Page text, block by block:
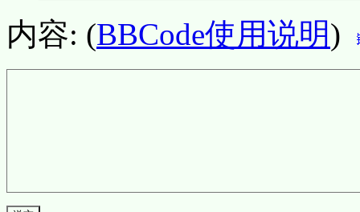
内容: (BBCode使用说明)